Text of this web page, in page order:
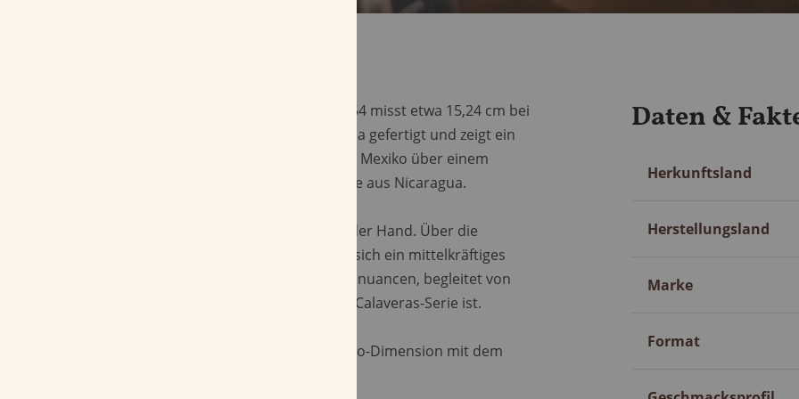
Die Las Calaveras Edición Limitada 2025 LC54 misst etwa 15,24 cm bei
einem Ringmaß von 54. Sie wird in Nicaragua gefertigt und zeigt ein
gut verarbeitetes San Andrés-Deckblatt aus Mexiko über einem
nicaraguanischen Umblatt und einer Einlage aus Nicaragua.
Die Zigarre wirkt robust und liegt solide in der Hand. Über die
Rauchdauer von etwa 90 Minuten entfaltet sich ein mittelkräftiges
Profil mit Noten von Holz, Kaffee und Kakaonuancen, begleitet von
einer würzigen Tiefe, die typisch für die Las Calaveras-Serie ist.
Diese limitierte Vitola vereint klassische Toro-Dimension mit dem
Daten &
Mehr
Herkunftsland
Herstellungsland
Marke
Format